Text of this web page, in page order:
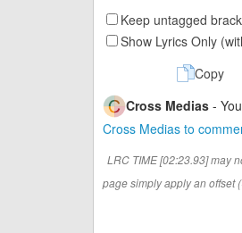
Keep untagged
Show Lyrics Only
Copy
Cross Medias -
Cross Medias to
LRC TIME [02:23.93] may
page simply apply an offset